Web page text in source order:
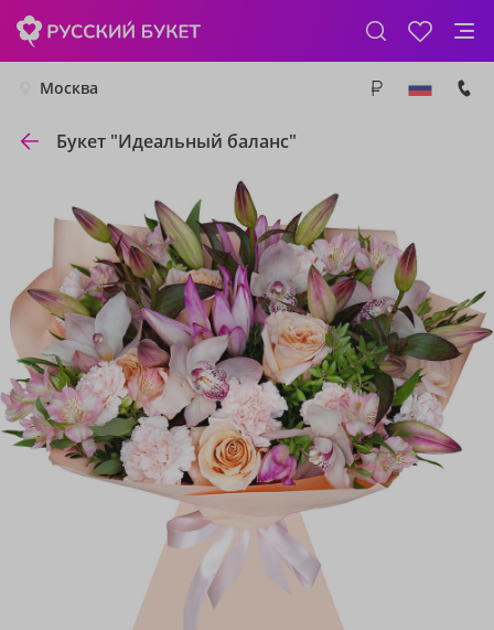
Москва
Букет "Идеальный баланс"